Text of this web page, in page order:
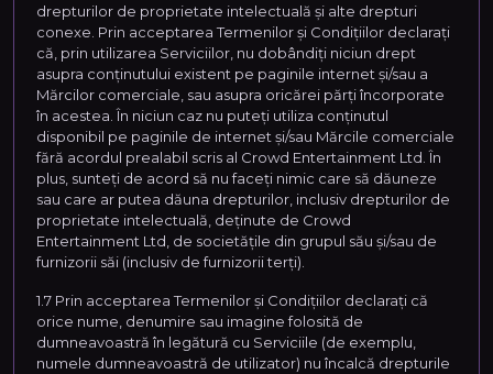
drepturilor de proprietate intelectuală și alte drepturi
conexe. Prin acceptarea Termenilor și Condițiilor declarați
că, prin utilizarea Serviciilor, nu dobândiți niciun drept
asupra conținutului existent pe paginile internet și/sau a
Mărcilor comerciale, sau asupra oricărei părți încorporate
în acestea. În niciun caz nu puteți utiliza conținutul
disponibil pe paginile de internet și/sau Mărcile comerciale
fără acordul prealabil scris al Crowd Entertainment Ltd. În
plus, sunteți de acord să nu faceți nimic care să dăuneze
sau care ar putea dăuna drepturilor, inclusiv drepturilor de
proprietate intelectuală, deținute de Crowd
Entertainment Ltd, de societățile din grupul său și/sau de
furnizorii săi (inclusiv de furnizorii terți).
1.7 Prin acceptarea Termenilor și Condițiilor declarați că
orice nume, denumire sau imagine folosită de
dumneavoastră în legătură cu Serviciile (de exemplu,
numele dumneavoastră de utilizator) nu încalcă drepturile